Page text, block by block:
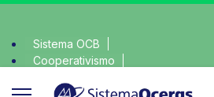
Sistema OCB
Cooperativismo